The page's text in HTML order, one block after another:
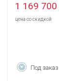
1 169 700
цена со скидкой
Под заказ